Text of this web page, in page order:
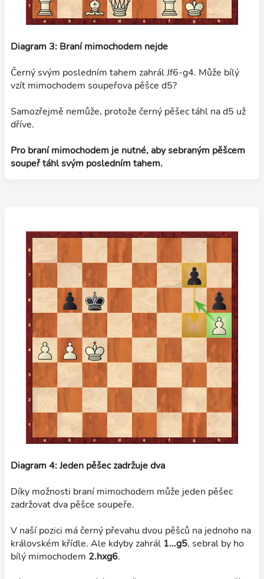
Diagram 3: Braní mimochodem nejde
Černý svým posledním tahem zahrál Jf6-g4. Může bílý
vzít mimochodem soupeřova pěšce d5?
Samozřejmě nemůže, protože černý pěšec táhl na d5 už
dříve.
Pro braní mimochodem je nutné, aby sebraným pěšcem
soupeř táhl svým posledním tahem.
Diagram 4: Jeden pěšec zadržuje dva
Díky možnosti braní mimochodem může jeden pěšec
zadržovat dva pěšce soupeře.
V naší pozici má černý převahu dvou pěšců na jednoho na
královském křídle. Ale kdyby zahrál 1...g5, sebral by ho
bílý mimochodem 2.hxg6.